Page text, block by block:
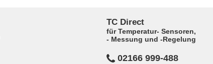
TC Direct
für Temperatur- Sensoren,
- Messung und -Regelung
02166 999-488